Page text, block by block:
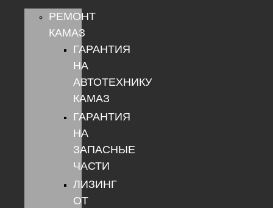
РЕМОНТ
КАМАЗ
ГАРАНТИЯ
НА
АВТОТЕХНИКУ
КАМАЗ
ГАРАНТИЯ
НА
ЗАПАСНЫЕ
ЧАСТИ
ЛИЗИНГ
ОТ